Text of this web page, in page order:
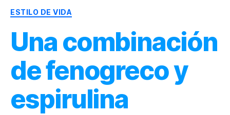
Terapia
Nutricional
|
y
Nutrición
ESTILO DE VIDA
Una combinación
de fenogreco y
espirulina